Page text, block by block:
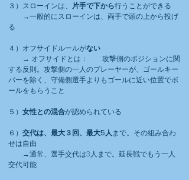
​３）スローインは、 片手で下から行うことができる
→一般的にスローインは、両手で頭の上から投げ
る
４）オフサイドルールがない
→ オフサイドとは： 攻撃側のポジションに関
する反則。攻撃側の一人のプレーヤーが、ゴールキー
パーを除く、守備側選手よりもゴールに近い位置でボ
ールをもらうこと
５） 女性との混合が認められている
６） 交代は、最大３回、最大5人まで。その組み合わ
せは自由
→通常、選手交代は3人まで。延長戦でもう一人
交代可能